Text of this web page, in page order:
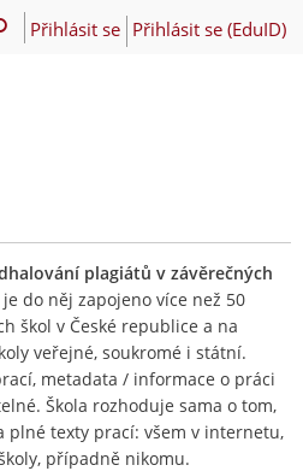
Přihlásit se Přihlásit se (EduID)
plagiátů v závěrečných
je do něj zapojeno více než 50
škol v České republice a na
veřejné, soukromé i státní.
metadata / informace o práci
Škola rozhoduje sama o tom,
texty prací: všem v internetu,
případně nikomu.